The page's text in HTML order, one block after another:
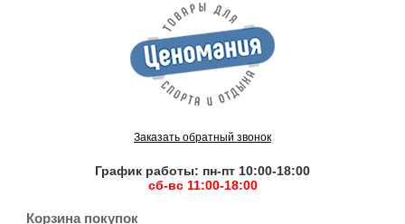
Заказать обратный звонок
График работы: пн-пт 10:00-18:00
сб-вс 11:00-18:00
Корзина покупок